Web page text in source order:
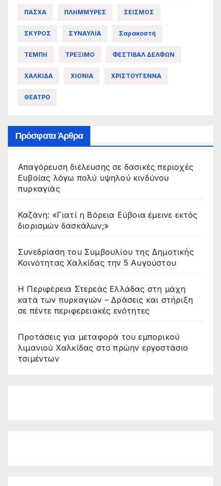
ΠΑΣΧΑ ΠΛΗΜΜΥΡΕΣ ΣΕΙΣΜΟΣ
ΣΚΥΡΟΣ ΣΥΝΑΥΛΙΑ Σαρακοστή
ΤΕΜΠΗ ΤΡΕΞΙΜΟ ΦΕΣΤΙΒΑΛ ΔΕΛΦΩΝ
ΧΑΛΚΙΔΑ ΧΙΟΝΙΑ ΧΡΙΣΤΟΥΓΕΝΝΑ
ΘΕΑΤΡΟ
Πρόσφατα Άρθρα
Απαγόρευση διέλευσης σε δασικές περιοχές
Ευβοίας λόγω πολύ υψηλού κινδύνου
πυρκαγιάς
Καζάνη: «Γιατί η Βόρεια Εύβοια έμεινε εκτός
διορισμών δασκάλων;»
Συνεδρίαση του Συμβουλίου της Δημοτικής
Κοινότητας Χαλκίδας την 5 Αυγούστου
Η Περιφέρεια Στερεάς Ελλάδας στη μάχη
κατά των πυρκαγιών – Δράσεις και στήριξη
σε πέντε περιφερειακές ενότητες
Προτάσεις για μεταφορά του εμπορικού
λιμανιού Χαλκίδας στο πρώην εργοστάσιο
τσιμέντων